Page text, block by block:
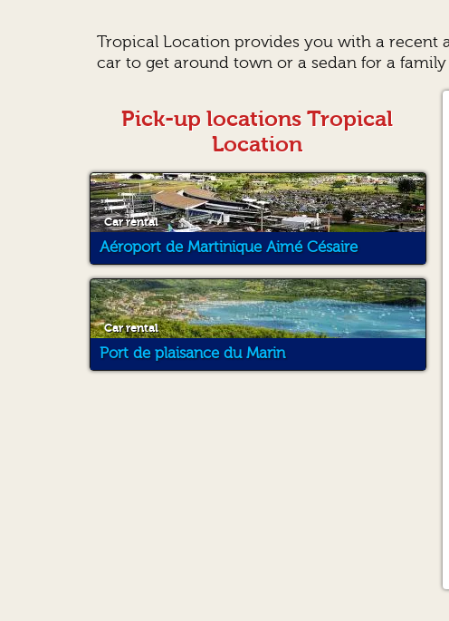
Tropical Location provides you with a recent
car to get around town or a sedan for a
Pick-up locations Tropical
Location
Car rental
Aéroport de Martinique Aimé Césaire
Car rental
Port de plaisance du Marin